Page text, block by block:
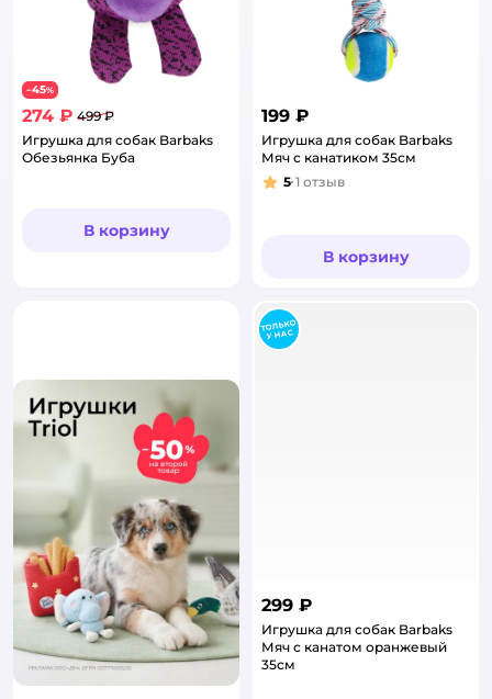
−45%
274 ₽ 499 ₽
Игрушка для собак Barbaks
Обезьянка Буба
В корзину
199 ₽
Игрушка для собак Barbaks
Мяч с канатиком 35см
Рейтинг:
5 1 отзыв
В корзину
299 ₽
Игрушка для собак Barbaks
Мяч с канатом оранжевый
35см